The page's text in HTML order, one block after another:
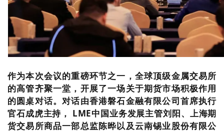
作为本次会议的重磅环节之一，全球顶级金属交易所
的高管齐聚一堂，开展了一场关于期货市场积极作用
的圆桌对话。对话由香港磐石金融有限公司首席执行
官石成虎主持， LME中国业务发展主管刘阳、上海期
货交易所商品一部总监陈晔以及云南锡业股份有限公